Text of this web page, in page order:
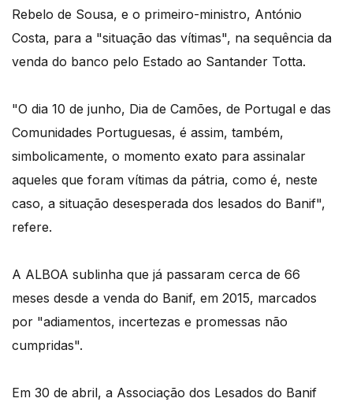
Rebelo de Sousa, e o primeiro-ministro, António
Costa, para a "situação das vítimas", na sequência da
venda do banco pelo Estado ao Santander Totta.
"O dia 10 de junho, Dia de Camões, de Portugal e das
Comunidades Portuguesas, é assim, também,
simbolicamente, o momento exato para assinalar
aqueles que foram vítimas da pátria, como é, neste
caso, a situação desesperada dos lesados do Banif",
refere.
A ALBOA sublinha que já passaram cerca de 66
meses desde a venda do Banif, em 2015, marcados
por "adiamentos, incertezas e promessas não
cumpridas".
Em 30 de abril, a Associação dos Lesados do Banif